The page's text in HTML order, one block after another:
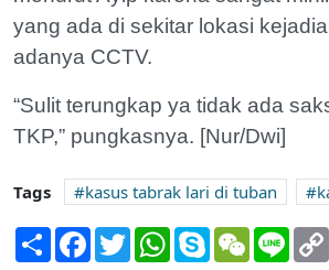
yang ada di sekitar lokasi
adanya CCTV.
“Sulit terungkap ya tidak ada
TKP,” pungkasnya. [Nur/Dwi]
Tags kasus tabrak lari di tuban
Share Facebook
TwitterWhatsApp
SkypeWeChatLine